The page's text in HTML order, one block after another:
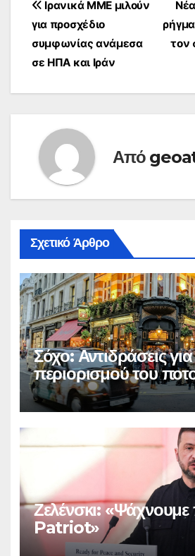
Πλοήγηση
άρθρων
τον
Ιρανικά ΜΜΕ μιλούν
για προσχέδιο
συμφωνίας ανάμεσα
σε ΗΠΑ και Ιράν
Από
Σχετικό Άρθρο
Σόχο: Αντιδράσεις
περιορισμού του
παμπ
Ζελένσκι: «Ψάχνουμε
Patriot»